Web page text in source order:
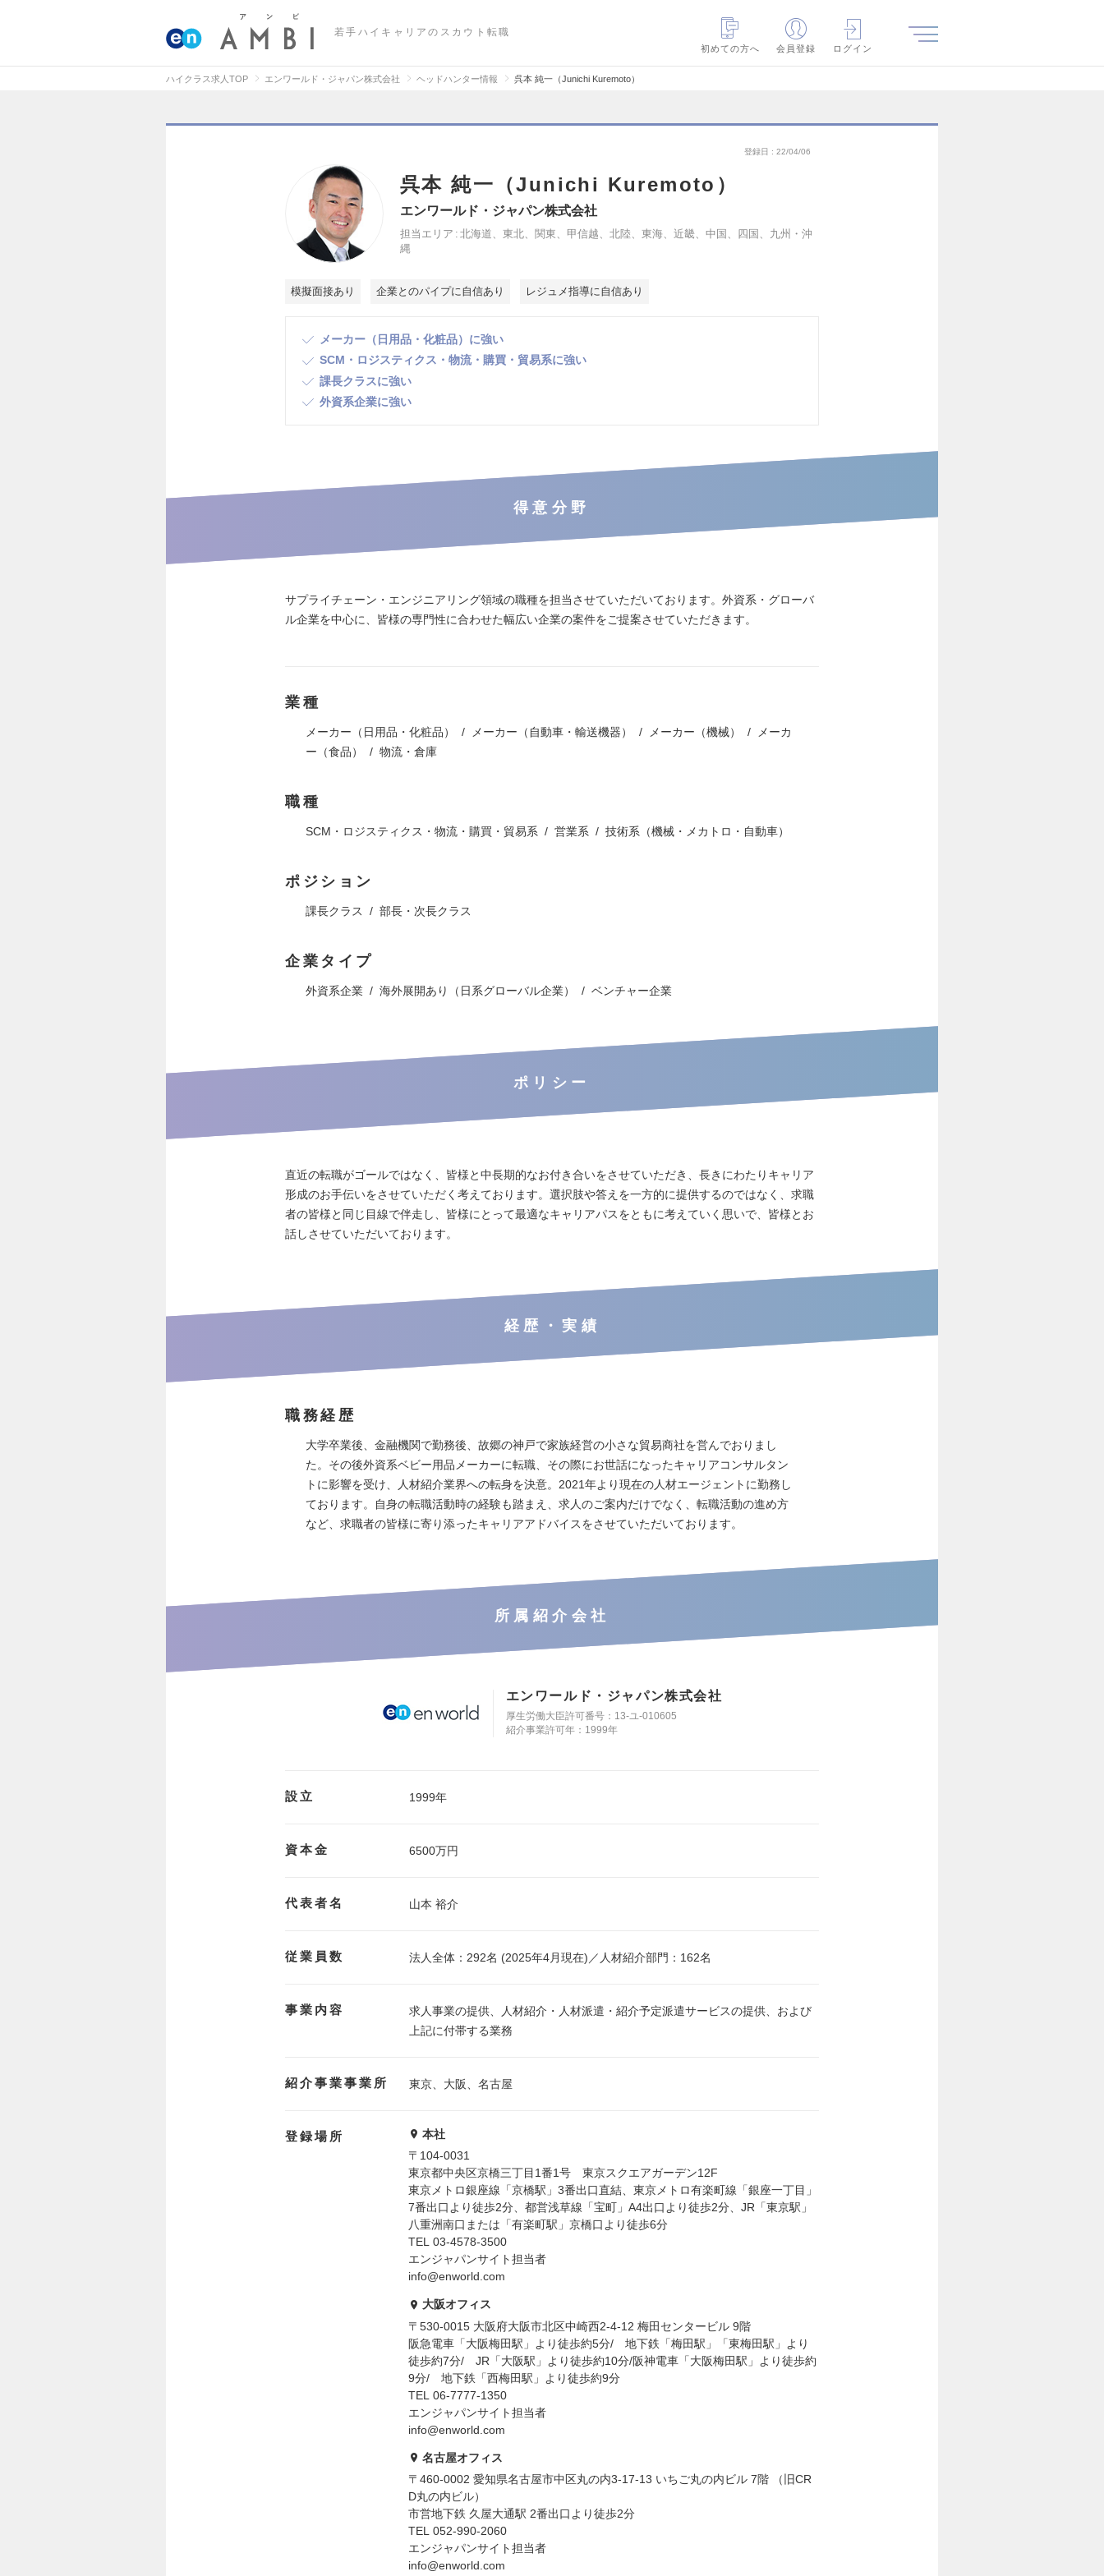
若手ハイキャリアのスカウト転職
初めての方へ
会員登録 ログイン
ハイクラス求人TOP エンワールド・ジャパン株式会社 ヘッドハンター情報 呉本 純一（Junichi Kuremoto）
登録日 22/04/06
呉本 純一（Junichi Kuremoto）
エンワールド・ジャパン株式会社
担当エリア 北海道、東北、関東、甲信越、北陸、東海、近畿、中国、四国、九州・沖
縄
模擬面接あり 企業とのパイプに自信あり レジュメ指導に自信あり
メーカー（日用品・化粧品）に強い
SCM・ロジスティクス・物流・購買・貿易系に強い
課長クラスに強い
外資系企業に強い
得意分野
サプライチェーン・エンジニアリング領域の職種を担当させていただいております。外資系・グローバ
ル企業を中心に、皆様の専門性に合わせた幅広い企業の案件をご提案させていただきます。
業種
メーカー（日用品・化粧品） メーカー（自動車・輸送機器） メーカー（機械）
メーカ
ー（食品）
物流・倉庫
職種
SCM・ロジスティクス・物流・購買・貿易系 営業系 技術系（機械・メカトロ・自動車）
ポジション
課長クラス 部長・次長クラス
企業タイプ
外資系企業 海外展開あり（日系グローバル企業） ベンチャー企業
ポリシー
直近の転職がゴールではなく、皆様と中長期的なお付き合いをさせていただき、長きにわたりキャリア
形成のお手伝いをさせていただく考えております。選択肢や答えを一方的に提供するのではなく、求職
者の皆様と同じ目線で伴走し、皆様にとって最適なキャリアパスをともに考えていく思いで、皆様とお
話しさせていただいております。
経歴・実績
職務経歴
大学卒業後、金融機関で勤務後、故郷の神戸で家族経営の小さな貿易商社を営んでおりまし
た。その後外資系ベビー用品メーカーに転職、その際にお世話になったキャリアコンサルタン
トに影響を受け、人材紹介業界への転身を決意。2021年より現在の人材エージェントに勤務し
ております。自身の転職活動時の経験も踏まえ、求人のご案内だけでなく、転職活動の進め方
など、求職者の皆様に寄り添ったキャリアアドバイスをさせていただいております。
所属紹介会社
エンワールド・ジャパン株式会社
厚生労働大臣許可番号：13-ユ-010605
紹介事業許可年：1999年
設立 1999年
資本金 6500万円
代表者名 山本 裕介
従業員数 法人全体：292名 (2025年4月現在)／人材紹介部門：162名
事業内容
求人事業の提供、人材紹介・人材派遣・紹介予定派遣サービスの提供、および
上記に付帯する業務
紹介事業事業所 東京、大阪、名古屋
登録場所
本社
〒104-0031
東京都中央区京橋三丁目1番1号 東京スクエアガーデン12F
東京メトロ銀座線「京橋駅」3番出口直結、東京メトロ有楽町線「銀座一丁目」
7番出口より徒歩2分、都営浅草線「宝町」A4出口より徒歩2分、JR「東京駅」
八重洲南口または「有楽町駅」京橋口より徒歩6分
TEL 03-4578-3500
エンジャパンサイト担当者
info@enworld.com
大阪オフィス
〒530-0015 大阪府大阪市北区中崎西2-4-12 梅田センタービル 9階
阪急電車「大阪梅田駅」より徒歩約5分/ 地下鉄「梅田駅」「東梅田駅」より
徒歩約7分/ JR「大阪駅」より徒歩約10分/阪神電車「大阪梅田駅」より徒歩約
9分/ 地下鉄「西梅田駅」より徒歩約9分
TEL 06-7777-1350
エンジャパンサイト担当者
info@enworld.com
名古屋オフィス
〒460-0002 愛知県名古屋市中区丸の内3-17-13 いちご丸の内ビル 7階 （旧CR
D丸の内ビル）
市営地下鉄 久屋大通駅 2番出口より徒歩2分
TEL 052-990-2060
エンジャパンサイト担当者
info@enworld.com